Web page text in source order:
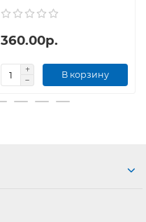
360.00р.
В корзину